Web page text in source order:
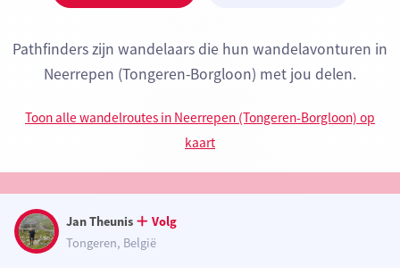
Pathfinders zijn wandelaars die hun wandelavonturen in
Neerrepen (Tongeren-Borgloon) met jou delen.
Toon alle wandelroutes in Neerrepen (Tongeren-Borgloon) op
kaart
Jan Theunis
Volg
Tongeren, België